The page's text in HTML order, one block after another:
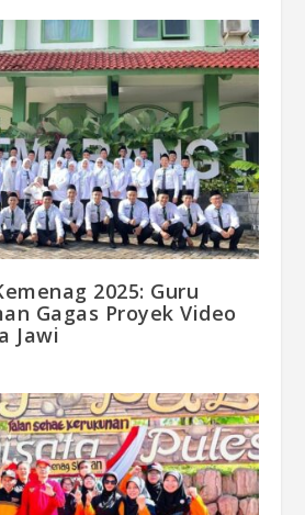
2025: Guru
Gagas Proyek Video
Jawi